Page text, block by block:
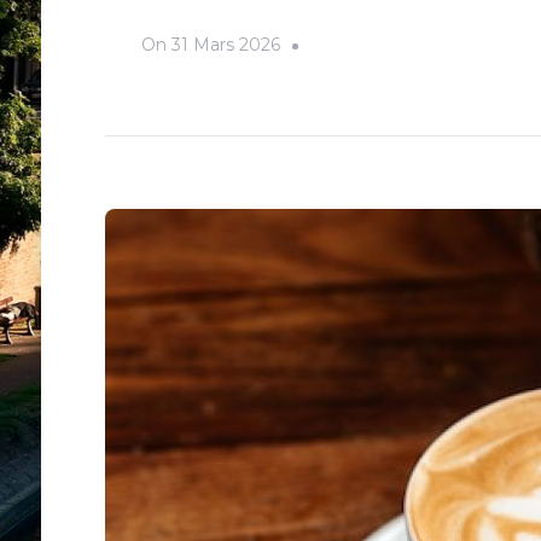
On 31 Mars 2026